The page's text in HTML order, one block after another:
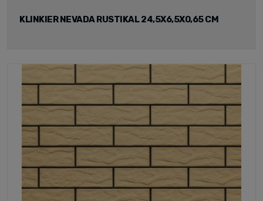
KLINKIER NEVADA RUSTIKAL 24,5X6,5X0,65 CM